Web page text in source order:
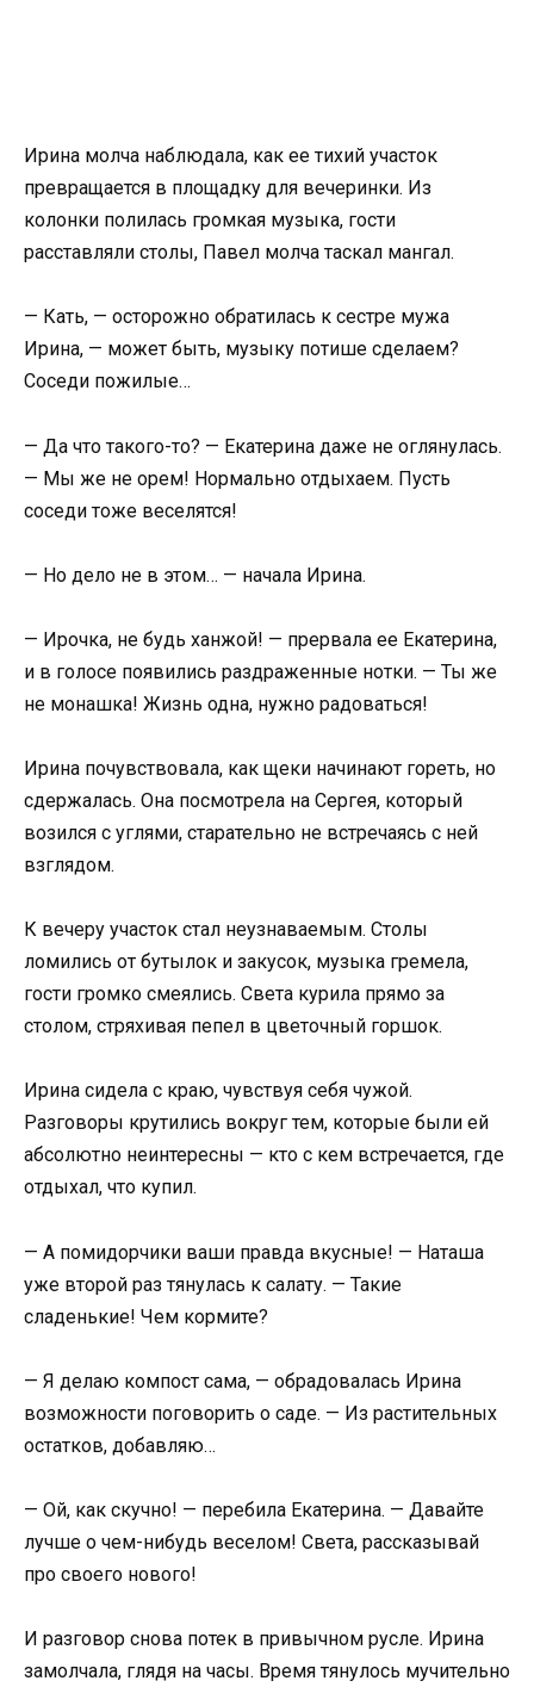
Ирина молча наблюдала, как ее тихий участок
превращается в площадку для вечеринки. Из
колонки полилась громкая музыка, гости
расставляли столы, Павел молча таскал мангал.
— Кать, — осторожно обратилась к сестре мужа
Ирина, — может быть, музыку потише сделаем?
Соседи пожилые…
— Да что такого-то? — Екатерина даже не оглянулась.
— Мы же не орем! Нормально отдыхаем. Пусть
соседи тоже веселятся!
— Но дело не в этом… — начала Ирина.
— Ирочка, не будь ханжой! — прервала ее Екатерина,
и в голосе появились раздраженные нотки. — Ты же
не монашка! Жизнь одна, нужно радоваться!
Ирина почувствовала, как щеки начинают гореть, но
сдержалась. Она посмотрела на Сергея, который
возился с углями, старательно не встречаясь с ней
взглядом.
К вечеру участок стал неузнаваемым. Столы
ломились от бутылок и закусок, музыка гремела,
гости громко смеялись. Света курила прямо за
столом, стряхивая пепел в цветочный горшок.
Ирина сидела с краю, чувствуя себя чужой.
Разговоры крутились вокруг тем, которые были ей
абсолютно неинтересны — кто с кем встречается, где
отдыхал, что купил.
— А помидорчики ваши правда вкусные! — Наташа
уже второй раз тянулась к салату. — Такие
сладенькие! Чем кормите?
— Я делаю компост сама, — обрадовалась Ирина
возможности поговорить о саде. — Из растительных
остатков, добавляю…
— Ой, как скучно! — перебила Екатерина. — Давайте
лучше о чем-нибудь веселом! Света, рассказывай
про своего нового!
И разговор снова потек в привычном русле. Ирина
замолчала, глядя на часы. Время тянулось мучительно